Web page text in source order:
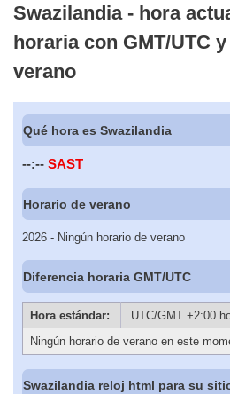
Swazilandia - hora
horaria con GMT/UTC
verano
Qué hora es Swazilandia
--:-- SAST
Horario de verano
2026 - Ningún horario de verano
Diferencia horaria GMT/UTC
Hora estándar:
UTC/GMT +2:00
Ningún horario de verano en este
Swazilandia reloj html para su